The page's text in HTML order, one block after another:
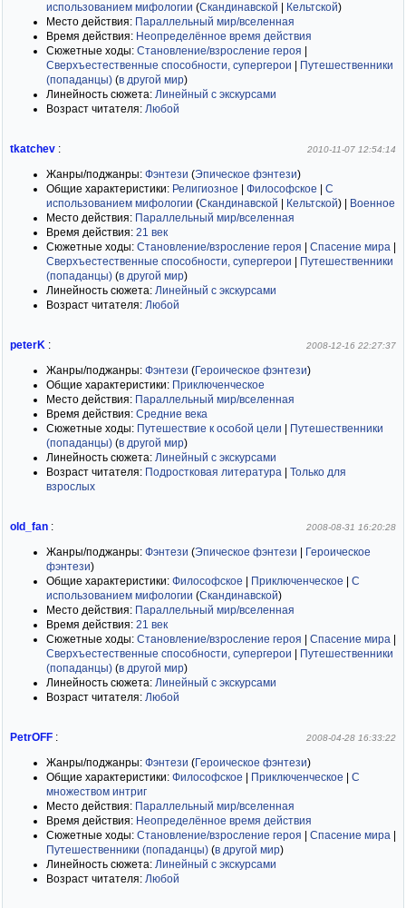
использованием мифологии (Скандинавской Кельтской)
Место действия: Параллельный мир/вселенная
Время действия: Неопределённое время действия
Сюжетные ходы: Становление/взросление героя
Сверхъестественные способности, супергерои
Путешественники
(попаданцы) (в другой мир)
Линейность сюжета: Линейный с экскурсами
Возраст читателя: Любой
tkatchev : 2010-11-07 12:54:14
Жанры/поджанры: Фэнтези (Эпическое фэнтези)
Общие характеристики: Религиозное Философское
С
использованием мифологии (Скандинавской Кельтской)
Военное
Место действия: Параллельный мир/вселенная
Время действия: 21 век
Сюжетные ходы: Становление/взросление героя Спасение мира
Сверхъестественные способности, супергерои
Путешественники
(попаданцы) (в другой мир)
Линейность сюжета: Линейный с экскурсами
Возраст читателя: Любой
peterK : 2008-12-16 22:27:37
Жанры/поджанры: Фэнтези (Героическое фэнтези)
Общие характеристики: Приключенческое
Место действия: Параллельный мир/вселенная
Время действия: Средние века
Сюжетные ходы: Путешествие к особой цели
Путешественники
(попаданцы) (в другой мир)
Линейность сюжета: Линейный с экскурсами
Возраст читателя: Подростковая литература
Только для
взрослых
old_fan : 2008-08-31 16:20:28
Жанры/поджанры: Фэнтези (Эпическое фэнтези
Героическое
фэнтези)
Общие характеристики: Философское Приключенческое
С
использованием мифологии (Скандинавской)
Место действия: Параллельный мир/вселенная
Время действия: 21 век
Сюжетные ходы: Становление/взросление героя Спасение мира
Сверхъестественные способности, супергерои
Путешественники
(попаданцы) (в другой мир)
Линейность сюжета: Линейный с экскурсами
Возраст читателя: Любой
PetrOFF : 2008-04-28 16:33:22
Жанры/поджанры: Фэнтези (Героическое фэнтези)
Общие характеристики: Философское Приключенческое
С
множеством интриг
Место действия: Параллельный мир/вселенная
Время действия: Неопределённое время действия
Сюжетные ходы: Становление/взросление героя Спасение мира
Путешественники (попаданцы) (в другой мир)
Линейность сюжета: Линейный с экскурсами
Возраст читателя: Любой